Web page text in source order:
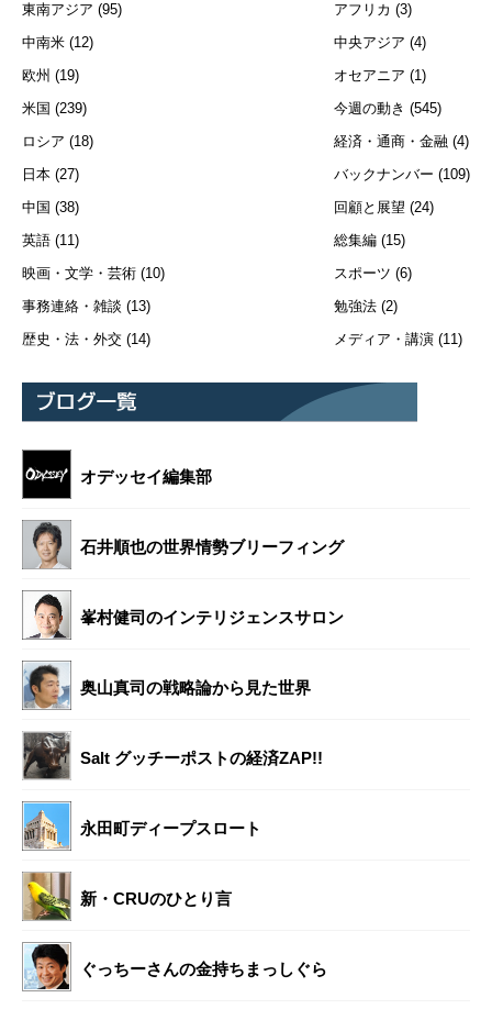
東南アジア (95)
中南米 (12)
欧州 (19)
米国 (239)
ロシア (18)
日本 (27)
中国 (38)
英語 (11)
映画・文学・芸術 (10)
事務連絡・雑談 (13)
歴史・法・外交 (14)
アフリカ (3)
中央アジア (4)
オセアニア (1)
今週の動き (545)
経済・通商・金融 (4)
バックナンバー (109)
回顧と展望 (24)
総集編 (15)
スポーツ (6)
勉強法 (2)
メディア・講演 (11)
オデッセイ編集部
石井順也の世界情勢ブリーフィング
峯村健司のインテリジェンスサロン
奥山真司の戦略論から見た世界
Salt グッチーポストの経済ZAP!!
永田町ディープスロート
新・CRUのひとり言
ぐっちーさんの金持ちまっしぐら